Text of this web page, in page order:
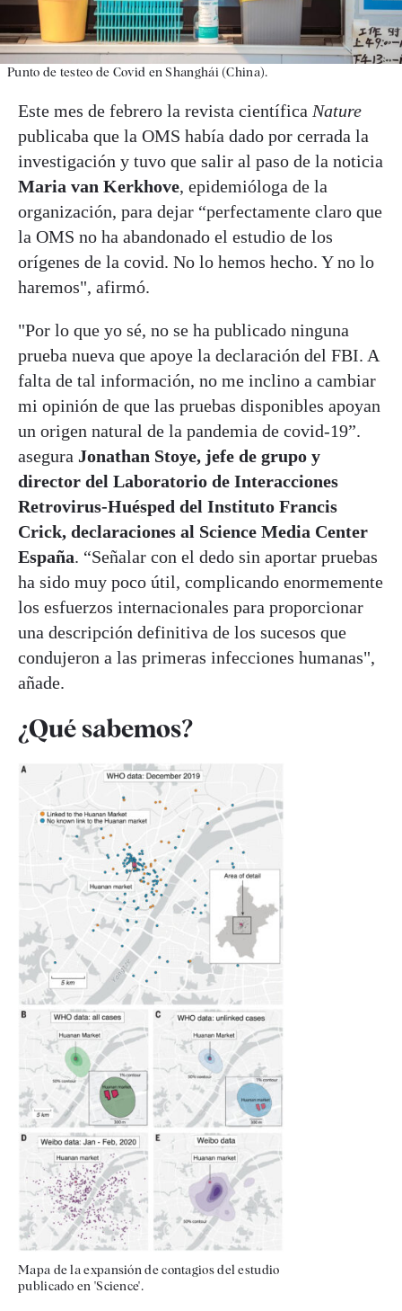
Punto de testeo de Covid en Shanghái (China).
Este mes de febrero la revista científica Nature
publicaba que la OMS había dado por cerrada la
investigación y tuvo que salir al paso de la noticia
Maria van Kerkhove, epidemióloga de la
organización, para dejar “perfectamente claro que
la OMS no ha abandonado el estudio de los
orígenes de la covid. No lo hemos hecho. Y no lo
haremos", afirmó.
"Por lo que yo sé, no se ha publicado ninguna
prueba nueva que apoye la declaración del FBI. A
falta de tal información, no me inclino a cambiar
mi opinión de que las pruebas disponibles apoyan
un origen natural de la pandemia de covid-19”.
asegura Jonathan Stoye, jefe de grupo y
director del Laboratorio de Interacciones
Retrovirus-Huésped del Instituto Francis
Crick, declaraciones al Science Media Center
España. “Señalar con el dedo sin aportar pruebas
ha sido muy poco útil, complicando enormemente
los esfuerzos internacionales para proporcionar
una descripción definitiva de los sucesos que
condujeron a las primeras infecciones humanas",
añade.
¿Qué sabemos?
Mapa de la expansión de contagios del estudio
publicado en 'Science'.